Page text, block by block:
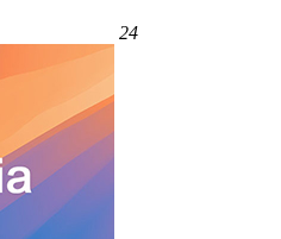
24